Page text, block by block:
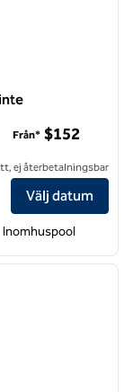
Glenpointe
Från* $152
ej återbetalningsbar
Välj datum
Inomhuspool
nästa